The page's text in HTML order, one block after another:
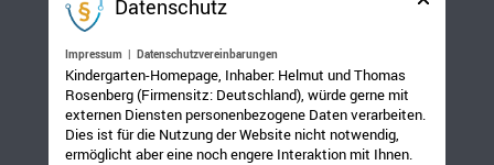
Datenschutz
Impressum | Datenschutzvereinbarungen
Kindergarten-Homepage, Inhaber: Helmut und Thomas
Rosenberg (Firmensitz: Deutschland), würde gerne mit
externen Diensten personenbezogene Daten verarbeiten.
Dies ist für die Nutzung der Website nicht notwendig,
ermöglicht aber eine noch engere Interaktion mit Ihnen.